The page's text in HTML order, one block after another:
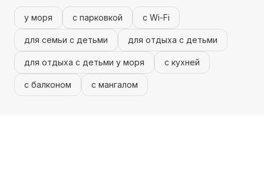
у моря с парковкой с Wi-Fi
для семьи с детьми для отдыха с детьми
для отдыха с детьми у моря с кухней
с балконом с мангалом